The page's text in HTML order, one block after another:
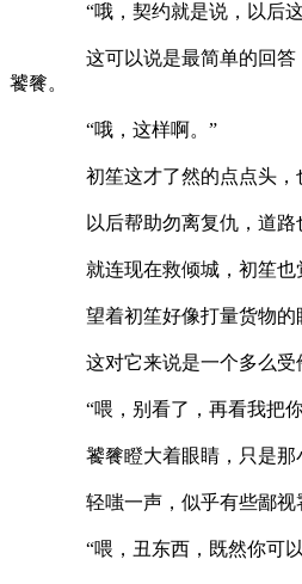
“哦，契约就是说，以后这个
这可以说是最简单的回答，但
饕餮。
“哦，这样啊。”
初笙这才了然的点点头，也算
以后帮助勿离复仇，道路也
就连现在救倾城，初笙也觉
望着初笙好像打量货物的眼神
这对它来说是一个多么受侮辱
“喂，别看了，再看我把你那
饕餮瞪大着眼睛，只是那小小
轻嗤一声，似乎有些鄙视饕餮
“喂，丑东西，既然你可以变